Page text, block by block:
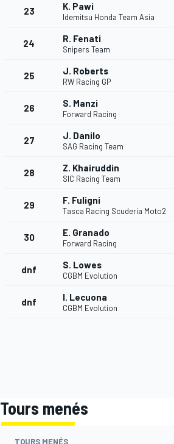
23 K. Pawi
Idemitsu Honda Team Asia
24 R. Fenati
Snipers Team
25 J. Roberts
RW Racing GP
26 S. Manzi
Forward Racing
27 J. Danilo
SAG Racing Team
28 Z. Khairuddin
SIC Racing Team
29 F. Fuligni
Tasca Racing Scuderia Moto2
30 E. Granado
Forward Racing
dnf S. Lowes
CGBM Evolution
dnf I. Lecuona
CGBM Evolution
Tours menés
TOURS MENÉS